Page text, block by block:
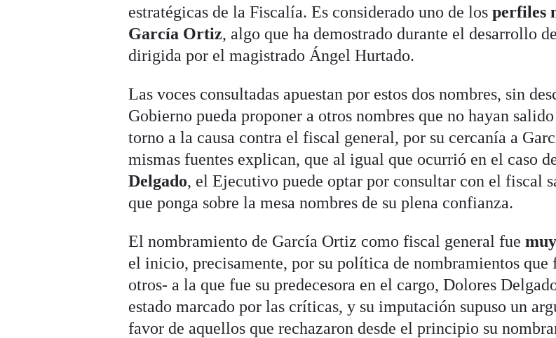
estratégicas de la Fiscalía. Es considerado uno de losperfiles
García Ortiz, algo que ha demostrado durante el desarrollo
dirigida por el magistrado Ángel Hurtado.
Las voces consultadas apuestan por estos dos nombres, sin
Gobierno pueda proponer a otros nombres que no hayan
torno a la causa contra el fiscal general, por su cercanía a
mismas fuentes explican, que al igual que ocurrió en el caso
Delgado, el Ejecutivo puede optar por consultar con el fiscal
que ponga sobre la mesa nombres de su plena confianza.
El nombramiento de García Ortiz como fiscal general fue
el inicio, precisamente, por su política de nombramientos que
otros- a la que fue su predecesora en el cargo, Dolores
estado marcado por las críticas, y su imputación supuso un
favor de aquellos que rechazaron desde el principio su